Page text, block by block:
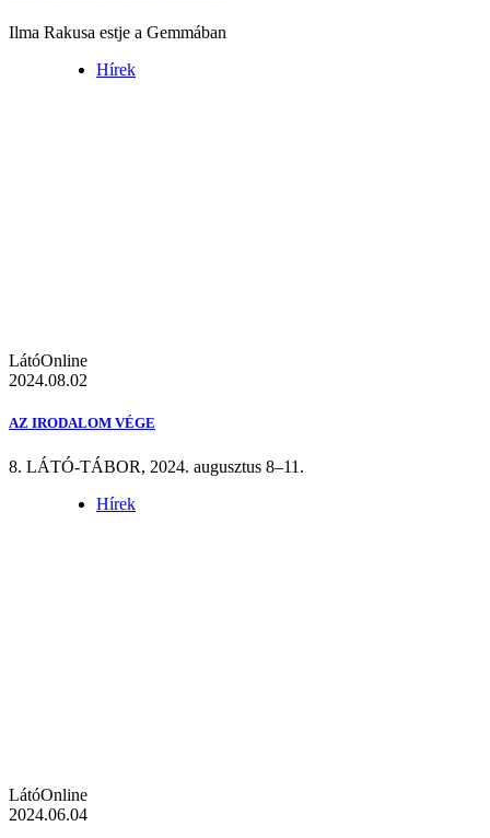
Ilma Rakusa estje a Gemmában
Hírek
LátóOnline
2024.08.02
AZ IRODALOM VÉGE
8. LÁTÓ-TÁBOR, 2024. augusztus 8–11.
Hírek
LátóOnline
2024.06.04